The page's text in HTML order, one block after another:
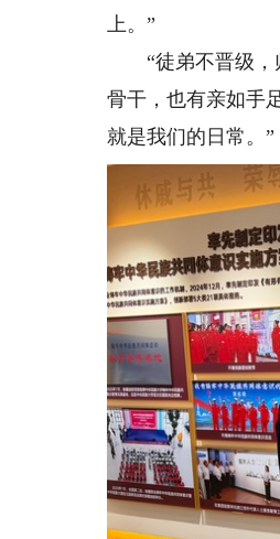
上。”
“徒弟不晋级，师
骨干，也有亲如手
就是我们的日常。”